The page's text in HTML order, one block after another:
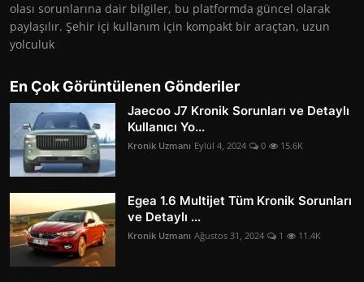
olası sorunlarına dair bilgiler, bu platformda güncel olarak
paylaşılır. Şehir içi kullanım için kompakt bir araçtan, uzun
yolculuk
En Çok Görüntülenen Gönderiler
Jaecoo J7 Kronik Sorunları ve Detaylı
Kullanıcı Yo...
Kronik Uzmanı Eylül 4, 2024 0 15.6K
Egea 1.6 Multijet Tüm Kronik Sorunları
ve Detaylı ...
Kronik Uzmanı Ağustos 31, 2024 1 11.4K